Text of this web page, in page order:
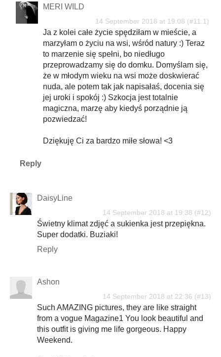
MERI WILD
14 September 2018 at 19:08
Ja z kolei całe życie spędziłam w mieście, a
marzyłam o życiu na wsi, wśród natury :) Teraz
to marzenie się spełni, bo niedługo
przeprowadzamy się do domku. Domyślam się,
że w młodym wieku na wsi może doskwierać
nuda, ale potem tak jak napisałaś, docenia się
jej uroki i spokój :) Szkocja jest totalnie
magiczna, marzę aby kiedyś porządnie ją
pozwiedzać!
Dziękuję Ci za bardzo miłe słowa! <3
Reply
DaisyLine
14 September 2018 at 19:38
Świetny klimat zdjęć a sukienka jest przepiękna.
Super dodatki. Buziaki!
Reply
Ashon
14 September 2018 at 22:36
Such AMAZING pictures, they are like straight
from a vogue Magazine1 You look beautiful and
this outfit is giving me life gorgeous. Happy
Weekend.